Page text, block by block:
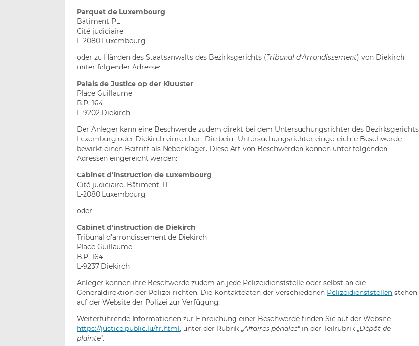
Parquet de Luxembourg
Bâtiment PL
Cité judiciaire
L-2080 Luxembourg
oder zu Händen des Staatsanwalts des Bezirksgerichts (Tribunal d‘Arrondissement) von Diekirch
unter folgender Adresse:
Palais de Justice op der Kluuster
Place Guillaume
B.P. 164
L-9202 Diekirch
Der Anleger kann eine Beschwerde zudem direkt bei dem Untersuchungsrichter des Bezirksgerichts
Luxemburg oder Diekirch einreichen. Die beim Untersuchungsrichter eingereichte Beschwerde
bewirkt einen Beitritt als Nebenkläger. Diese Art von Beschwerden können unter folgenden
Adressen eingereicht werden:
Cabinet d’instruction de Luxembourg
Cité judiciaire, Bâtiment TL
L-2080 Luxembourg
oder
Cabinet d’instruction de Diekirch
Tribunal d’arrondissement de Diekirch
Place Guillaume
B.P. 164
L-9237 Diekirch
Anleger können ihre Beschwerde zudem an jede Polizeidienststelle oder selbst an die
Generaldirektion der Polizei richten. Die Kontaktdaten der verschiedenen Polizeidienststellen stehen
auf der Website der Polizei zur Verfügung.
Weiterführende Informationen zur Einreichung einer Beschwerde finden Sie auf der Website
https://justice.public.lu/fr.html, unter der Rubrik „Affaires pénales“ in der Teilrubrik „Dépôt de
plainte“.